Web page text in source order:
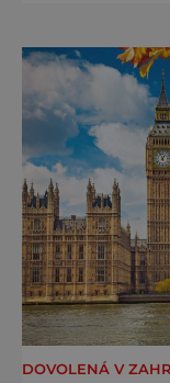
typicky
kluziště, patří
tradici a
DOVOLENÁ V